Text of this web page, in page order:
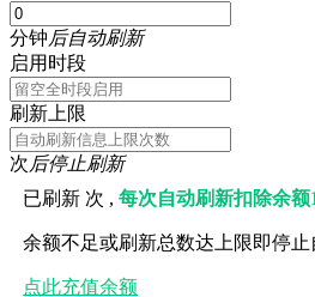
分钟后自动刷新
启用时段
刷新上限
次后停止刷新
已刷新 次 ,每次自动刷新扣除余额
余额不足或刷新总数达上限即停
点此充值余额